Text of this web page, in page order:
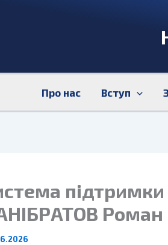
Про нас Вступ
Роман